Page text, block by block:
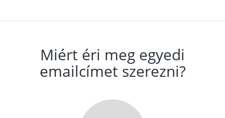
Miért éri meg egyedi
emailcímet szerezni?